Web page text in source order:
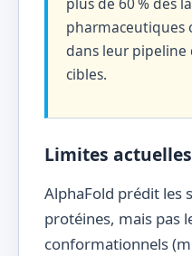
pharmaceutiques
dans leur pipeline
cibles.
Limites actuelles
AlphaFold prédit les
protéines, mais pas
conformationnels